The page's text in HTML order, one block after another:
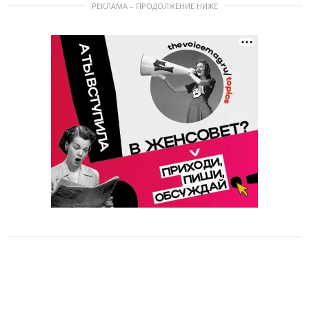
РЕКЛАМА – ПРОДОЛЖЕНИЕ НИЖЕ